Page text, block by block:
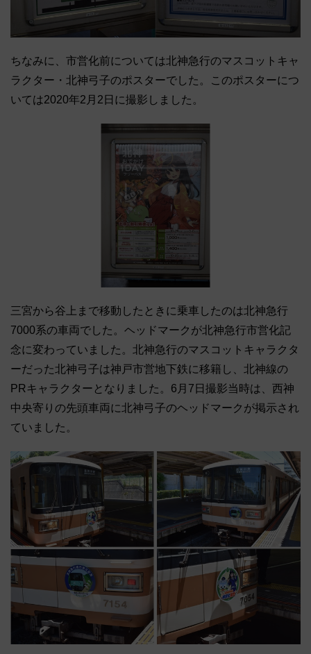
ちなみに、市営化前については北神急行のマスコットキャ
ラクター・北神弓子のポスターでした。このポスターにつ
いては2020年2月2日に撮影しました。
三宮から谷上まで移動したときに乗車したのは北神急行
7000系の車両でした。ヘッドマークが北神急行市営化記
念に変わっていました。北神急行のマスコットキャラクタ
ーだった北神弓子は神戸市営地下鉄に移籍し、北神線の
PRキャラクターとなりました。6月7日撮影当時は、西神
中央寄りの先頭車両に北神弓子のヘッドマークが掲示され
ていました。